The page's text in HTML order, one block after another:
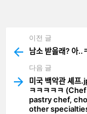
more
이전 글
남소
다음 글
미국 백악관
ㅋㅋㅋㅋㅋ
pastry chef,
other